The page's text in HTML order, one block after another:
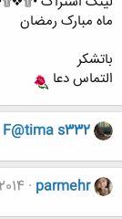
ماه مبارک رمضان
باتشکر
التماس دعا
F@tima s332
parmehr